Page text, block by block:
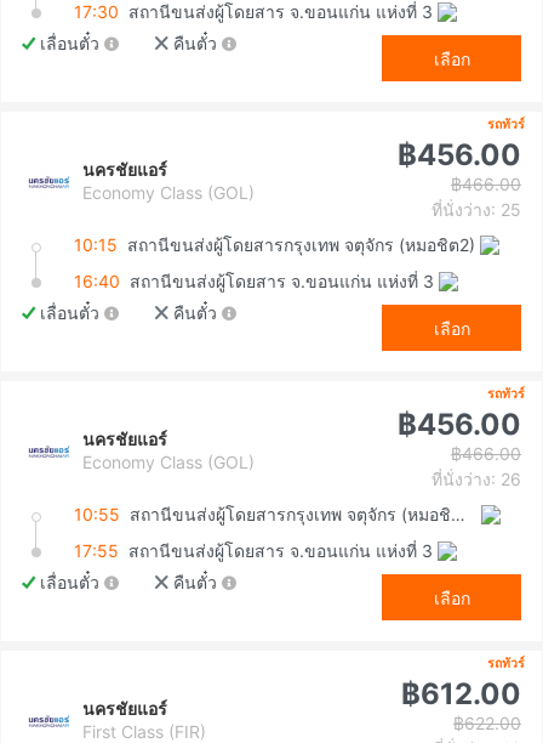
17:30 สถานีขนส่งผู้โดยสาร จ.ขอนแก่น แห่งที่ 3
เลื่อนตั๋ว
คืนตั๋ว
เลือก
รถทัวร์
นครชัยแอร์
Economy Class (GOL)
฿456.00
฿466.00
ที่นั่งว่าง: 25
10:15 สถานีขนส่งผู้โดยสารกรุงเทพ จตุจักร (หมอชิต2)
16:40 สถานีขนส่งผู้โดยสาร จ.ขอนแก่น แห่งที่ 3
เลื่อนตั๋ว
คืนตั๋ว
เลือก
รถทัวร์
นครชัยแอร์
Economy Class (GOL)
฿456.00
฿466.00
ที่นั่งว่าง: 26
10:55
สถานีขนส่งผู้โดยสารกรุงเทพ จตุจักร (หมอชิต2)
17:55 สถานีขนส่งผู้โดยสาร จ.ขอนแก่น แห่งที่ 3
เลื่อนตั๋ว
คืนตั๋ว
เลือก
รถทัวร์
นครชัยแอร์
First Class (FIR)
฿612.00
฿622.00